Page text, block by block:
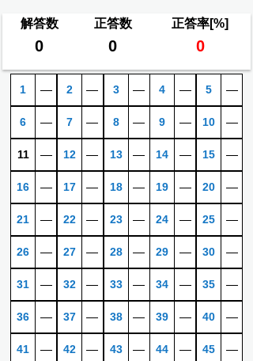
解答数 正答数 正答率[%]
0 0 0
1 ―
6 ―
11 ―
16 ―
21 ―
26 ―
31 ―
36 ―
41 ―
2 ―
7 ―
12 ―
17 ―
22 ―
27 ―
32 ―
37 ―
42 ―
3 ―
8 ―
13 ―
18 ―
23 ―
28 ―
33 ―
38 ―
43 ―
4 ―
9 ―
14 ―
19 ―
24 ―
29 ―
34 ―
39 ―
44 ―
5 ―
10 ―
15 ―
20 ―
25 ―
30 ―
35 ―
40 ―
45 ―